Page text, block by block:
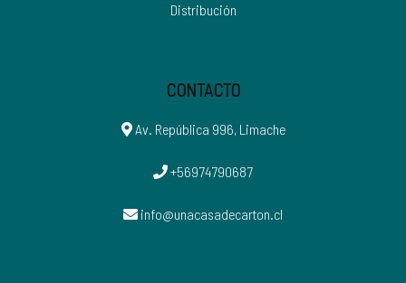
Distribución
CONTACTO
Av. República 996, Limache
+56974790687
info@unacasadecarton.cl